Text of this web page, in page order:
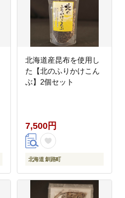
北海道産昆布を使用し
た【北のふりかけこん
ぶ】2個セット
7,500円
北海道 釧路町